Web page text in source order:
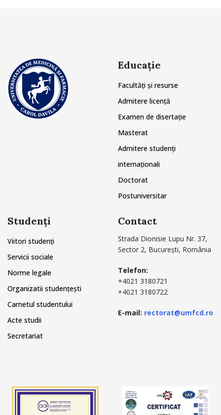
Educație
Facultăți și resurse
Admitere licență
Examen de disertație
Masterat
Admitere studenți
internaționali
Doctorat
Postuniversitar
Studenți
Viitori studenți
Servicii sociale
Norme legale
Organizatii studențești
Carnetul studentului
Acte studii
Secretariat
Contact
Strada Dionisie Lupu Nr. 37,
Sector 2, București, România
Telefon:
+4021 3180721
+4021 3180722
E-mail: rectorat@umfcd.ro